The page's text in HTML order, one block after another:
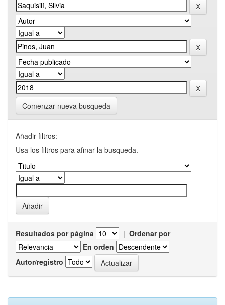
Comenzar nueva busqueda
Añadir filtros:
Usa los filtros para afinar la busqueda.
Resultados por página | Ordenar por
En orden
Autor/registro